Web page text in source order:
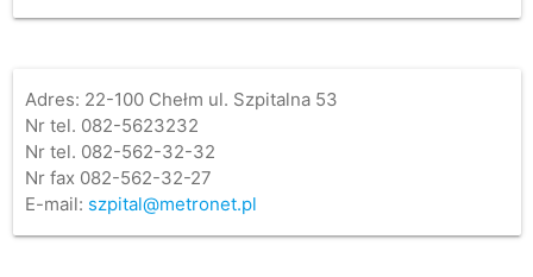
Adres: 22-100 Chełm ul. Szpitalna 53
Nr tel. 082-5623232
Nr tel. 082-562-32-32
Nr fax 082-562-32-27
E-mail: szpital@metronet.pl